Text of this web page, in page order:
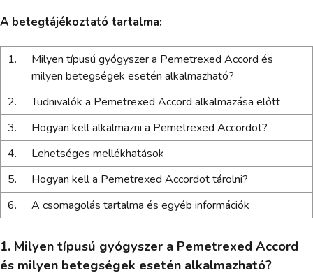
A betegtájékoztató tartalma:
1.
Milyen típusú gyógyszer a Pemetrexed Accord és
milyen betegségek esetén alkalmazható?
2.
Tudnivalók a Pemetrexed Accord alkalmazása előtt
3.
Hogyan kell alkalmazni a Pemetrexed Accordot?
4.
Lehetséges mellékhatások
5.
Hogyan kell a Pemetrexed Accordot tárolni?
6.
A csomagolás tartalma és egyéb információk
1. Milyen típusú gyógyszer a Pemetrexed Accord
és milyen betegségek esetén alkalmazható?